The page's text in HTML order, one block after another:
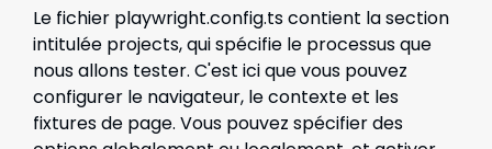
Le fichier playwright.config.ts contient la section
intitulée projects, qui spécifie le processus que
nous allons tester. C'est ici que vous pouvez
configurer le navigateur, le contexte et les
fixtures de page. Vous pouvez spécifier des